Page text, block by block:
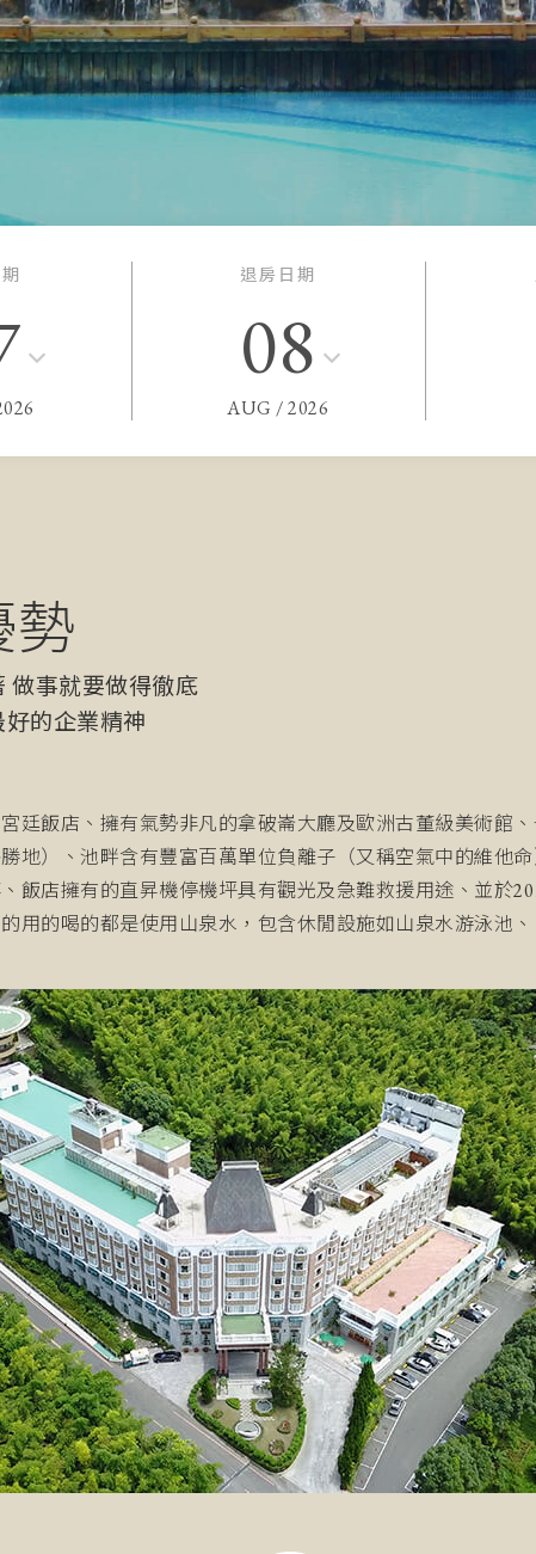
退房日期
08
AUG /2026
勢
做事就要做得徹底
的企業精神
廷飯店、擁有氣勢非凡的拿破崙大廳及歐洲古董級美術館
地）、池畔含有豐富百萬單位負離子（又稱空氣中的維他
飯店擁有的直昇機停機坪具有觀光及急難救援用途、並於
用的喝的都是使用山泉水，包含休閒設施如山泉水游泳池、